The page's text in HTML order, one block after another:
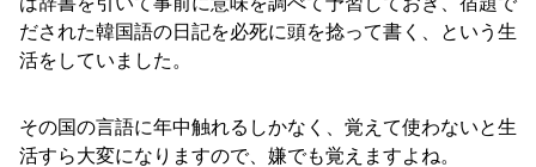
だされた韓国語の日記を必死に頭を捻って書く、という生
活をしていました。
その国の言語に年中触れるしかなく、覚えて使わないと生
活すら大変になりますので、嫌でも覚えますよね。